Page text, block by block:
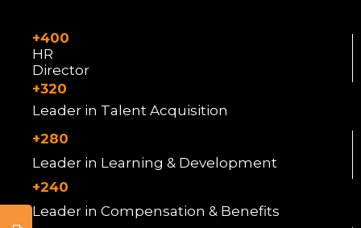
+400
HR
Director
+320
Leader in Talent Acquisition
+280
Leader in Learning & Development
+240
Leader in Compensation & Benefits